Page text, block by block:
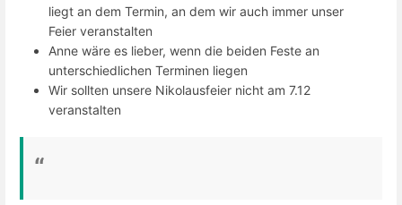
liegt an dem Termin, an dem wir auch immer unser
Feier veranstalten
Anne wäre es lieber, wenn die beiden Feste an
unterschiedlichen Terminen liegen
Wir sollten unsere Nikolausfeier nicht am 7.12
veranstalten